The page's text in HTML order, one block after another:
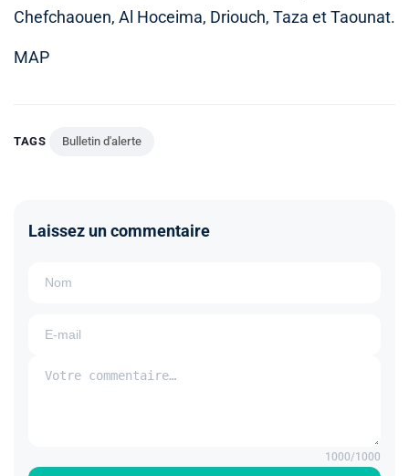
Chefchaouen, Al Hoceima, Driouch, Taza et Taounat.
MAP
TAGS Bulletin d'alerte
Laissez un commentaire
1000/1000